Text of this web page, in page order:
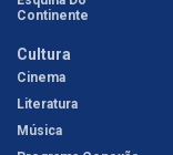
Continente
Cultura
Cinema
Literatura
Música